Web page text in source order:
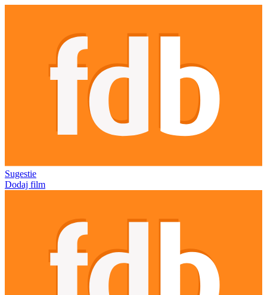
Sugestie
Dodaj film